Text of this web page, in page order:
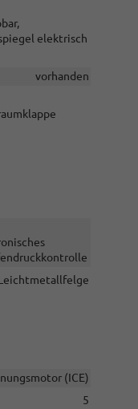
elektrisch
vorhanden
(ICE)
5